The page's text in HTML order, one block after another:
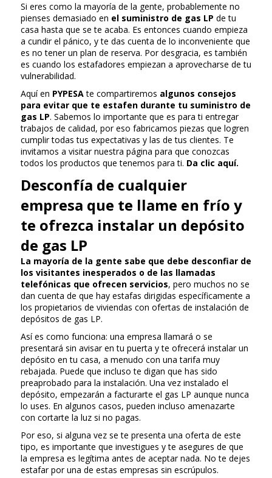
Si eres como la mayoría de la gente, probablemente no
pienses demasiado en el suministro de gas LP de tu
casa hasta que se te acaba. Es entonces cuando empieza
a cundir el pánico, y te das cuenta de lo inconveniente que
es no tener un plan de reserva. Por desgracia, es también
es cuando los estafadores empiezan a aprovecharse de tu
vulnerabilidad.
Aquí en PYPESAte compartiremos algunos consejos
para evitar que te estafen durante tu suministro de
gas LP. Sabemos lo importante que es para ti entregar
trabajos de calidad, por eso fabricamos piezas que logren
cumplir todas tus expectativas y las de tus clientes. Te
invitamos a visitar nuestra página para que conozcas
todos los productos que tenemos para ti. Da clic aquí.
Desconfía de cualquier
empresa que te llame en frío y
te ofrezca instalar un depósito
de gas LP
La mayoría de la gente sabe que debe desconfiar de
los visitantes inesperados o de las llamadas
telefónicas que ofrecen servicios, pero muchos no se
dan cuenta de que hay estafas dirigidas específicamente a
los propietarios de viviendas con ofertas de instalación de
depósitos de gas LP.
Así es como funciona: una empresa llamará o se
presentará sin avisar en tu puerta y te ofrecerá instalar un
depósito en tu casa, a menudo con una tarifa muy
rebajada. Puede que incluso te digan que has sido
preaprobado para la instalación. Una vez instalado el
depósito, empezarán a facturarte el gas LP aunque nunca
lo uses. En algunos casos, pueden incluso amenazarte
con cortarte la luz si no pagas.
Por eso, si alguna vez se te presenta una oferta de este
tipo, es importante que investigues y te asegures de que
la empresa es legítima antes de aceptar nada. No te dejes
estafar por una de estas empresas sin escrúpulos.